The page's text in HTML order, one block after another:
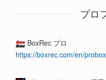
プロ
BoxRec プロ
https://boxrec.com/en/